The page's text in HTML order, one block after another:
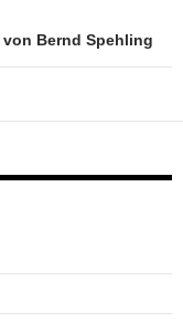
Bernd Spehling